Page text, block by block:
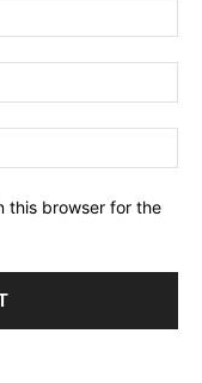
this browser for the